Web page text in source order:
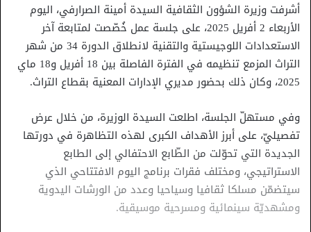
أشرفت وزيرة الشؤون الثقافية السيدة أمينة الصرارفي، اليوم
الأربعاء 2 أفريل 2025، على جلسة عمل خُصّصت لمتابعة آخر
الاستعدادات اللوجيستية والتقنية لانطلاق الدورة 34 من شهر
التراث المزمع تنظيمه في الفترة الفاصلة بين 18 أفريل و18 ماي
2025، وكان ذلك بحضور مديري الإدارات المعنية بقطاع التراث.
وفي مستهلّ الجلسة، اطلعت السيدة الوزيرة، من خلال عرض
تفصيليّ، على أبرز الأهداف الكبرى لهذه التظاهرة في دورتها
الجديدة التي تحوّلت من الطّابع الاحتفالي إلى الطابع
الاستراتيجي، ومختلف فقرات برنامج اليوم الافتتاحي الذي
سيتضمّن مسلكا ثقافيا وسياحيا وعدد من الورشات اليدوية
ومشهديّة سينمائية ومسرحية موسيقية.